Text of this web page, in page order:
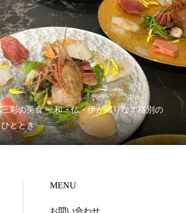
三彩の美食 ─ 和・仏・伊が織りなす格別の
ひととき
MENU
お問い合わせ